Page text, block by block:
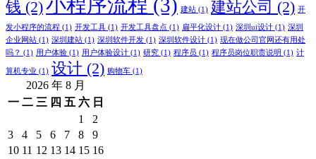
钱 (2)小程序流程 (3) 建站 (1) 建站公司 (2) 开
发小程序的流程 (1) 开发工具 (1) 开发工具盘点 (1) 扁平化设计 (1) 深圳ui设计 (1) 深圳
企业网站 (1) 深圳建站 (1) 深圳软件开发 (1) 深圳软件设计 (1) 现在做公司官网还有用处
吗？ (1) 用户体验 (1) 用户体验设计 (1) 研究 (1) 程序员 (1) 程序员岗位职责说明 (1) 计
算机专业 (1) 设计 (2) 购物车 (1)
2026 年 8 月
一 二 三 四 五 六 日
1
2
3
4 5 6 7 8
9
10 11 12 13 14 15 16